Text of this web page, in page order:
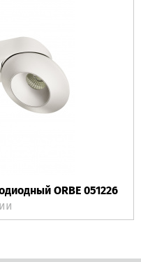
ORBE 051226